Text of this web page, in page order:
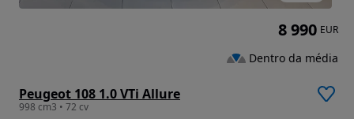
Peugeot 108 1.0 VTi Allure
998 cm3 • 72 cv
8 990 EUR
Dentro da média